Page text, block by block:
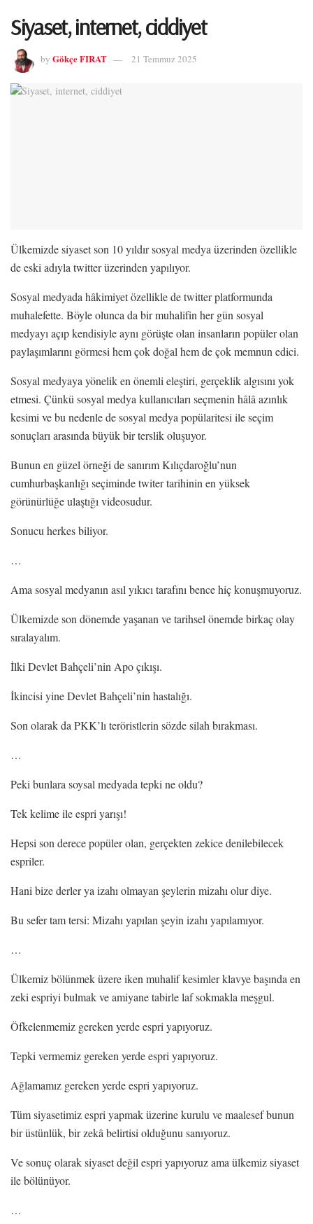
Siyaset, internet, ciddiyet
by Gökçe FIRAT 21 Temmuz 2025
Ülkemizde siyaset son 10 yıldır sosyal medya üzerinden özellikle
de eski adıyla twitter üzerinden yapılıyor.
Sosyal medyada hâkimiyet özellikle de twitter platformunda
muhalefette. Böyle olunca da bir muhalifin her gün sosyal
medyayı açıp kendisiyle aynı görüşte olan insanların popüler olan
paylaşımlarını görmesi hem çok doğal hem de çok memnun edici.
Sosyal medyaya yönelik en önemli eleştiri, gerçeklik algısını yok
etmesi. Çünkü sosyal medya kullanıcıları seçmenin hâlâ azınlık
kesimi ve bu nedenle de sosyal medya popülaritesi ile seçim
sonuçları arasında büyük bir terslik oluşuyor.
Bunun en güzel örneği de sanırım Kılıçdaroğlu’nun
cumhurbaşkanlığı seçiminde twiter tarihinin en yüksek
görünürlüğe ulaştığı videosudur.
Sonucu herkes biliyor.
…
Ama sosyal medyanın asıl yıkıcı tarafını bence hiç konuşmuyoruz.
Ülkemizde son dönemde yaşanan ve tarihsel önemde birkaç olay
sıralayalım.
İlki Devlet Bahçeli’nin Apo çıkışı.
İkincisi yine Devlet Bahçeli’nin hastalığı.
Son olarak da PKK’lı teröristlerin sözde silah bırakması.
…
Peki bunlara soysal medyada tepki ne oldu?
Tek kelime ile espri yarışı!
Hepsi son derece popüler olan, gerçekten zekice denilebilecek
espriler.
Hani bize derler ya izahı olmayan şeylerin mizahı olur diye.
Bu sefer tam tersi: Mizahı yapılan şeyin izahı yapılamıyor.
…
Ülkemiz bölünmek üzere iken muhalif kesimler klavye başında en
zeki espriyi bulmak ve amiyane tabirle laf sokmakla meşgul.
Öfkelenmemiz gereken yerde espri yapıyoruz.
Tepki vermemiz gereken yerde espri yapıyoruz.
Ağlamamız gereken yerde espri yapıyoruz.
Tüm siyasetimiz espri yapmak üzerine kurulu ve maalesef bunun
bir üstünlük, bir zekâ belirtisi olduğunu sanıyoruz.
Ve sonuç olarak siyaset değil espri yapıyoruz ama ülkemiz siyaset
ile bölünüyor.
…